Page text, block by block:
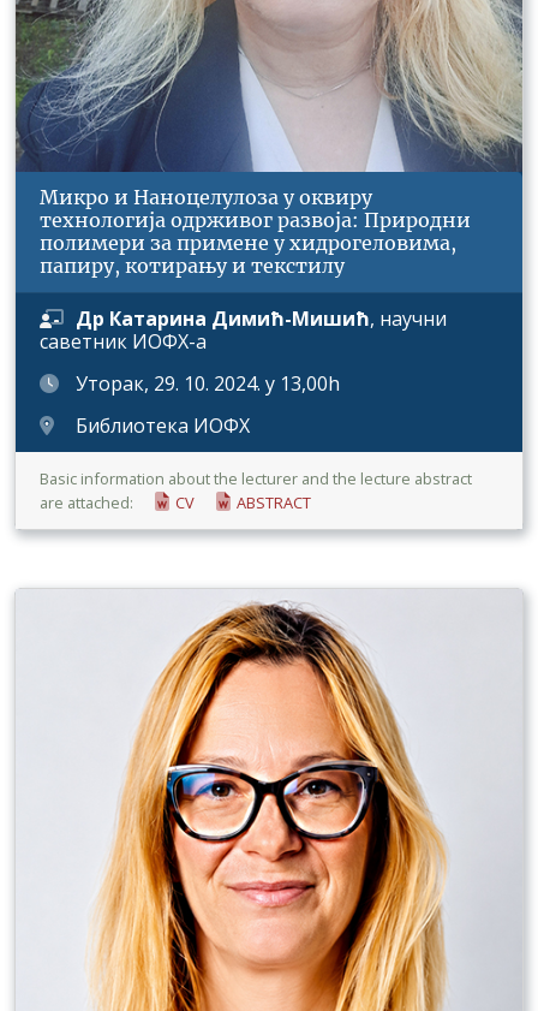
Микро и Наноцелулоза у оквиру
технологија одрживог развоја: Природни
полимери за примене у хидрогеловима,
папиру, котирању и текстилу
Др Катарина Димић-Мишић, научни
саветник ИОФХ-а
Уторак, 29. 10. 2024. у 13,00h
Библиотека ИОФХ
Basic information about the lecturer and the lecture abstract
are attached:
CV ABSTRACT